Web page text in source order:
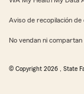
Aviso de recopilación de
No vendan ni
© Copyright 2026 , State